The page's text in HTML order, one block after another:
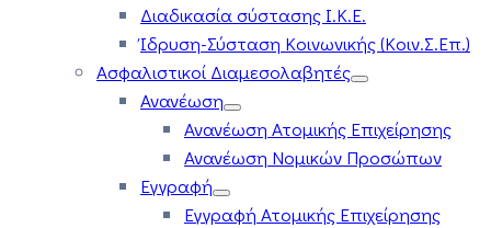
Διαδικασία σύστασης Ι.Κ.Ε.
Ίδρυση-Σύσταση Κοινωνικής (Κοιν.Σ.Επ.)
Ασφαλιστικοί Διαμεσολαβητές
Ανανέωση
Ανανέωση Ατομικής Επιχείρησης
Ανανέωση Νομικών Προσώπων
Εγγραφή
Εγγραφή Ατομικής Επιχείρησης